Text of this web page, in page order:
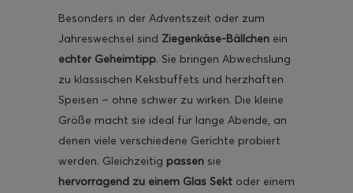
Besonders in der Adventszeit oder zum
Jahreswechsel sind Ziegenkäse-Bällchen ein
echter Geheimtipp. Sie bringen Abwechslung
zu klassischen Keksbuffets und herzhaften
Speisen – ohne schwer zu wirken. Die kleine
Größe macht sie ideal für lange Abende, an
denen viele verschiedene Gerichte probiert
werden. Gleichzeitig passen sie
hervorragend zu einem Glas Sekt oder einem